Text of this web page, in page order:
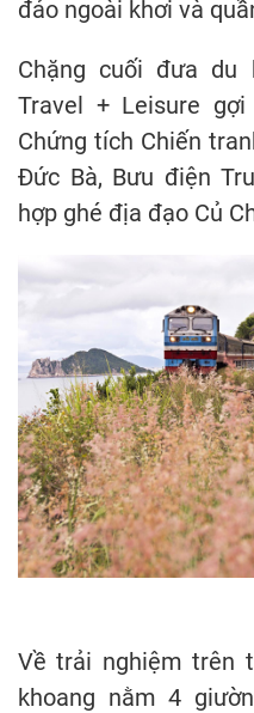
đảo ngoài khơi và
Chặng cuối đưa du
Travel + Leisure
Chứng tích Chiến
Đức Bà, Bưu điện
hợp ghé địa đạo Củ
Về trải nghiệm trên
khoang nằm 4